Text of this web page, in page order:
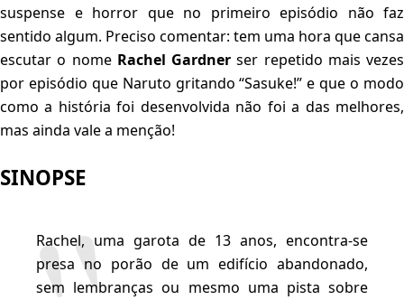
suspense e horror que no primeiro episódio não faz
sentido algum. Preciso comentar: tem uma hora que cansa
escutar o nome Rachel Gardner ser repetido mais vezes
por episódio que Naruto gritando “Sasuke!” e que o modo
como a história foi desenvolvida não foi a das melhores,
mas ainda vale a menção!
SINOPSE
Rachel, uma garota de 13 anos, encontra-se
presa no porão de um edifício abandonado,
sem lembranças ou mesmo uma pista sobre